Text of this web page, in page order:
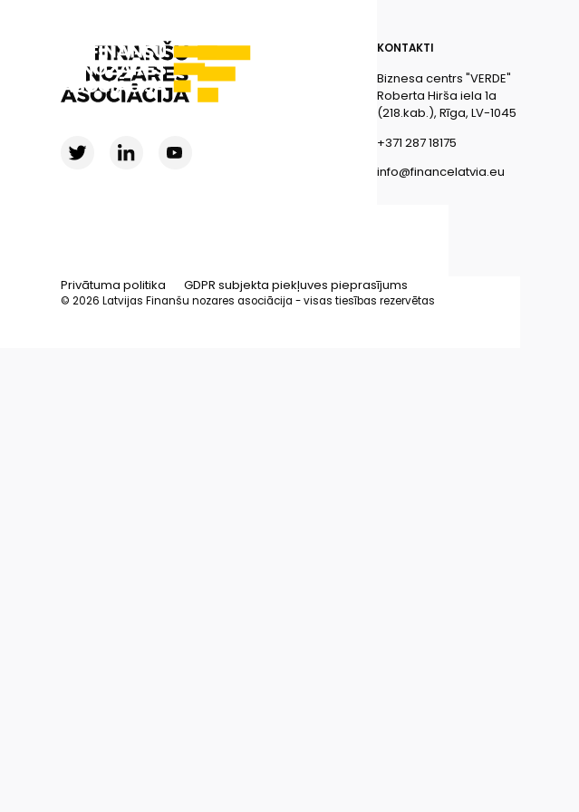
KONTAKTI
Biznesa centrs "VERDE"
Roberta Hirša iela 1a
(218.kab.), Rīga, LV-1045
+371 287 18175
info@financelatvia.eu
Privātuma politika GDPR subjekta piekļuves pieprasījums
© 2026 Latvijas Finanšu nozares asociācija - visas tiesības rezervētas